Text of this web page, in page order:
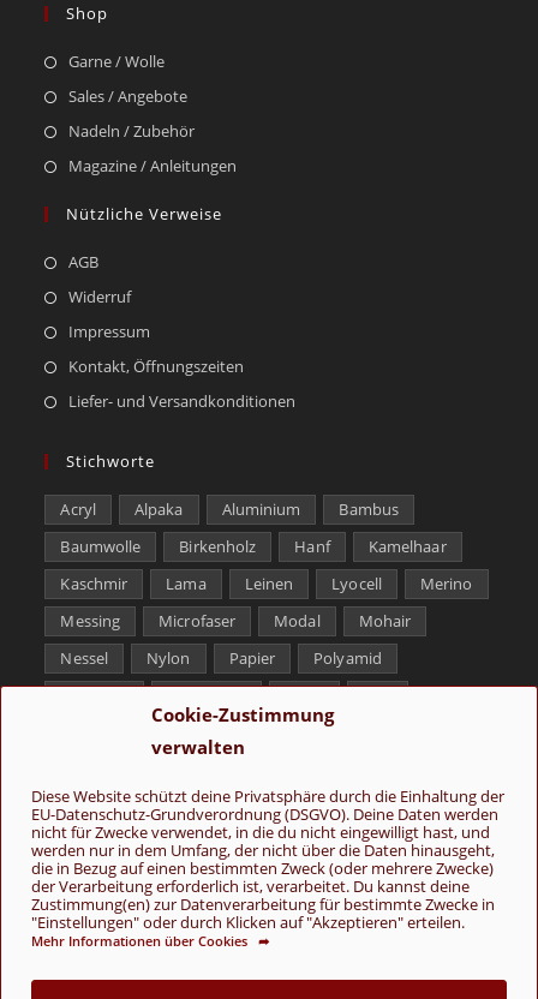
Cookie-Zustimmung
verwalten
Diese Website schützt deine Privatsphäre durch die Einhaltung der
EU-Datenschutz-Grundverordnung (DSGVO). Deine Daten werden
nicht für Zwecke verwendet, in die du nicht eingewilligt hast, und
werden nur in dem Umfang, der nicht über die Daten hinausgeht,
die in Bezug auf einen bestimmten Zweck (oder mehrere Zwecke)
der Verarbeitung erforderlich ist, verarbeitet. Du kannst deine
Zustimmung(en) zur Datenverarbeitung für bestimmte Zwecke in
"Einstellungen" oder durch Klicken auf "Akzeptieren" erteilen.
Mehr Informationen über Cookies ➦
Shop
Garne / Wolle
Sales / Angebote
Nadeln / Zubehör
Magazine / Anleitungen
Nützliche Verweise
AGB
Widerruf
Impressum
Kontakt, Öffnungszeiten
Liefer- und Versandkonditionen
Stichworte
Acryl Alpaka Aluminium
Bambus
Baumwolle
Birkenholz Hanf
Kamelhaar
Kaschmir
Lama Leinen Lyocell
Merino
Messing
Microfaser Modal
Mohair
Nessel
Nylon Papier
Polyamid
Folge uns